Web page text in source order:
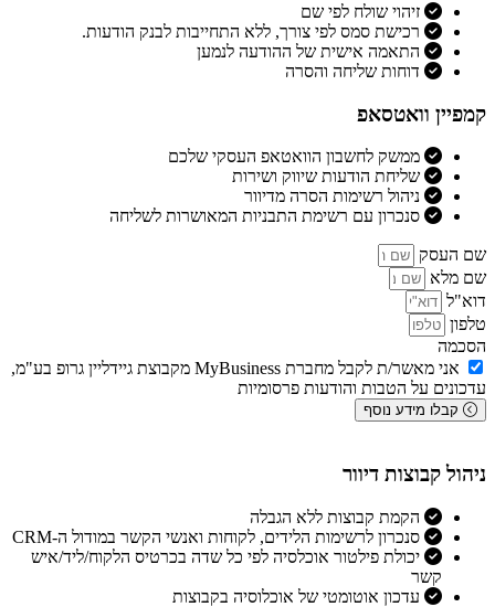
זיהוי שולח לפי שם
רכישת סמס לפי צורך, ללא התחייבות לבנק הודעות.
התאמה אישית של ההודעה לנמען
דוחות שליחה והסרה
קמפיין וואטסאפ
ממשק לחשבון הוואטאפ העסקי שלכם
שליחת הודעות שיווק ושירות
ניהול רשימות הסרה מדיוור
סנכרון עם רשימת התבניות המאושרות לשליחה
שם העסק
שם מלא
דוא"ל
טלפון
הסכמה
אני מאשר/ת לקבל מחברת MyBusiness מקבוצת גיידליין גרופ בע"מ,
עדכונים על הטבות והודעות פרסומיות
קבלו מידע נוסף
ניהול קבוצות דיוור
הקמת קבוצות ללא הגבלה
סנכרון לרשימות הלידים, לקוחות ואנשי הקשר במודול ה-CRM
יכולת פילטור אוכלסיה לפי כל שדה בכרטיס הלקוח/ליד/איש
קשר
עדכון אוטומטי של אוכלוסיה בקבוצות